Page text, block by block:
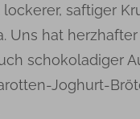
saftiger
Uns hat
schokoladiger
Joghurt-